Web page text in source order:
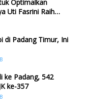
Optimalkan
Uti Fasrini Raih
di Padang Timur, Ini
ke Padang, 542
ke-357